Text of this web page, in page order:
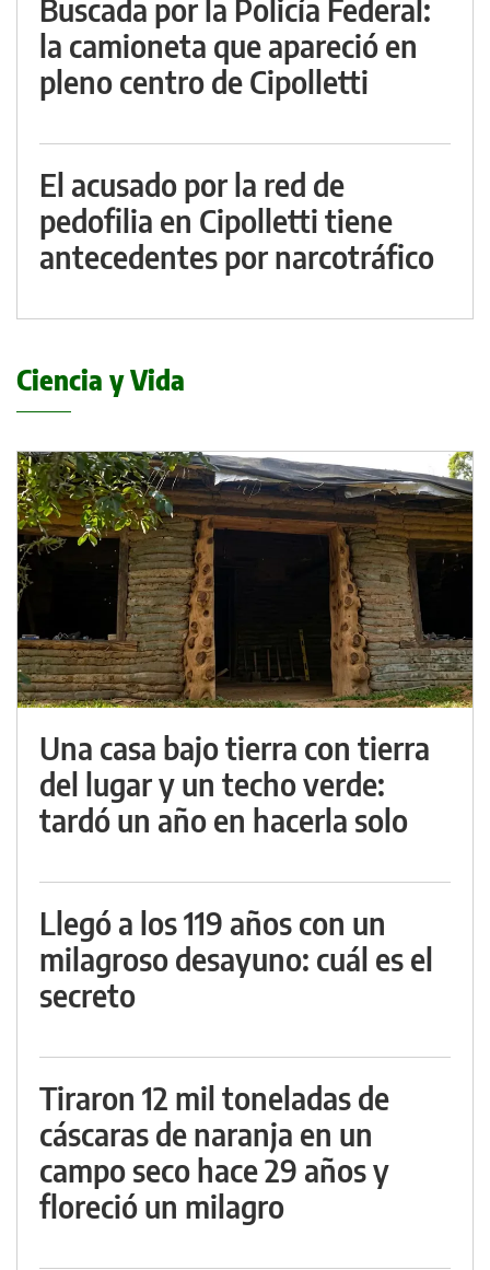
Buscada por la Policía Federal:
la camioneta que apareció en
pleno centro de Cipolletti
El acusado por la red de
pedofilia en Cipolletti tiene
antecedentes por narcotráfico
Ciencia y Vida
Una casa bajo tierra con tierra
del lugar y un techo verde:
tardó un año en hacerla solo
Llegó a los 119 años con un
milagroso desayuno: cuál es el
secreto
Tiraron 12 mil toneladas de
cáscaras de naranja en un
campo seco hace 29 años y
floreció un milagro